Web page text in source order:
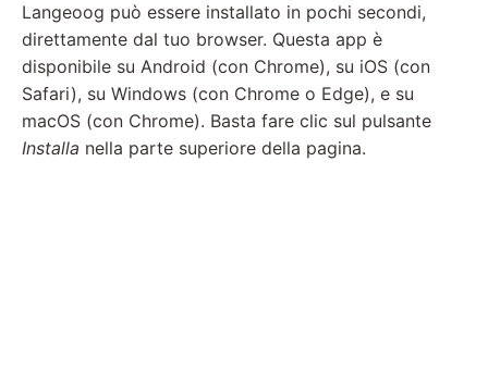
Langeoog può essere installato in pochi secondi,
direttamente dal tuo browser. Questa app è
disponibile su Android (con Chrome), su iOS (con
Safari), su Windows (con Chrome o Edge), e su
macOS (con Chrome). Basta fare clic sul pulsante
Installa nella parte superiore della pagina.